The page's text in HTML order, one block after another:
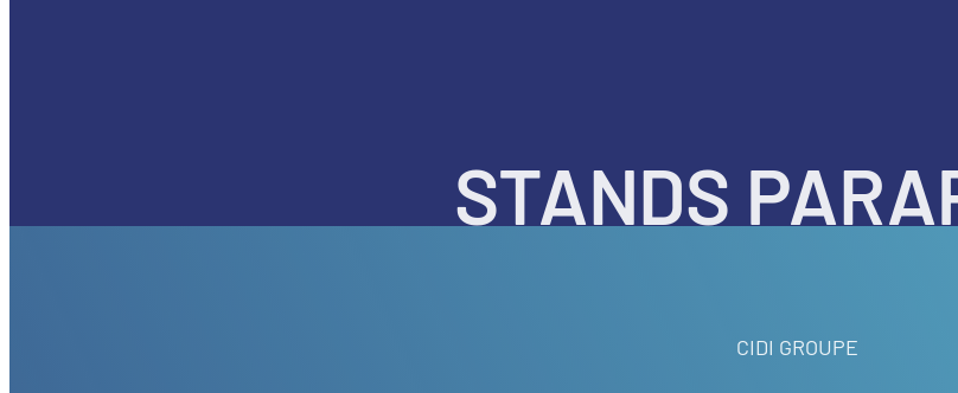
STANDS
CIDI GROUPE